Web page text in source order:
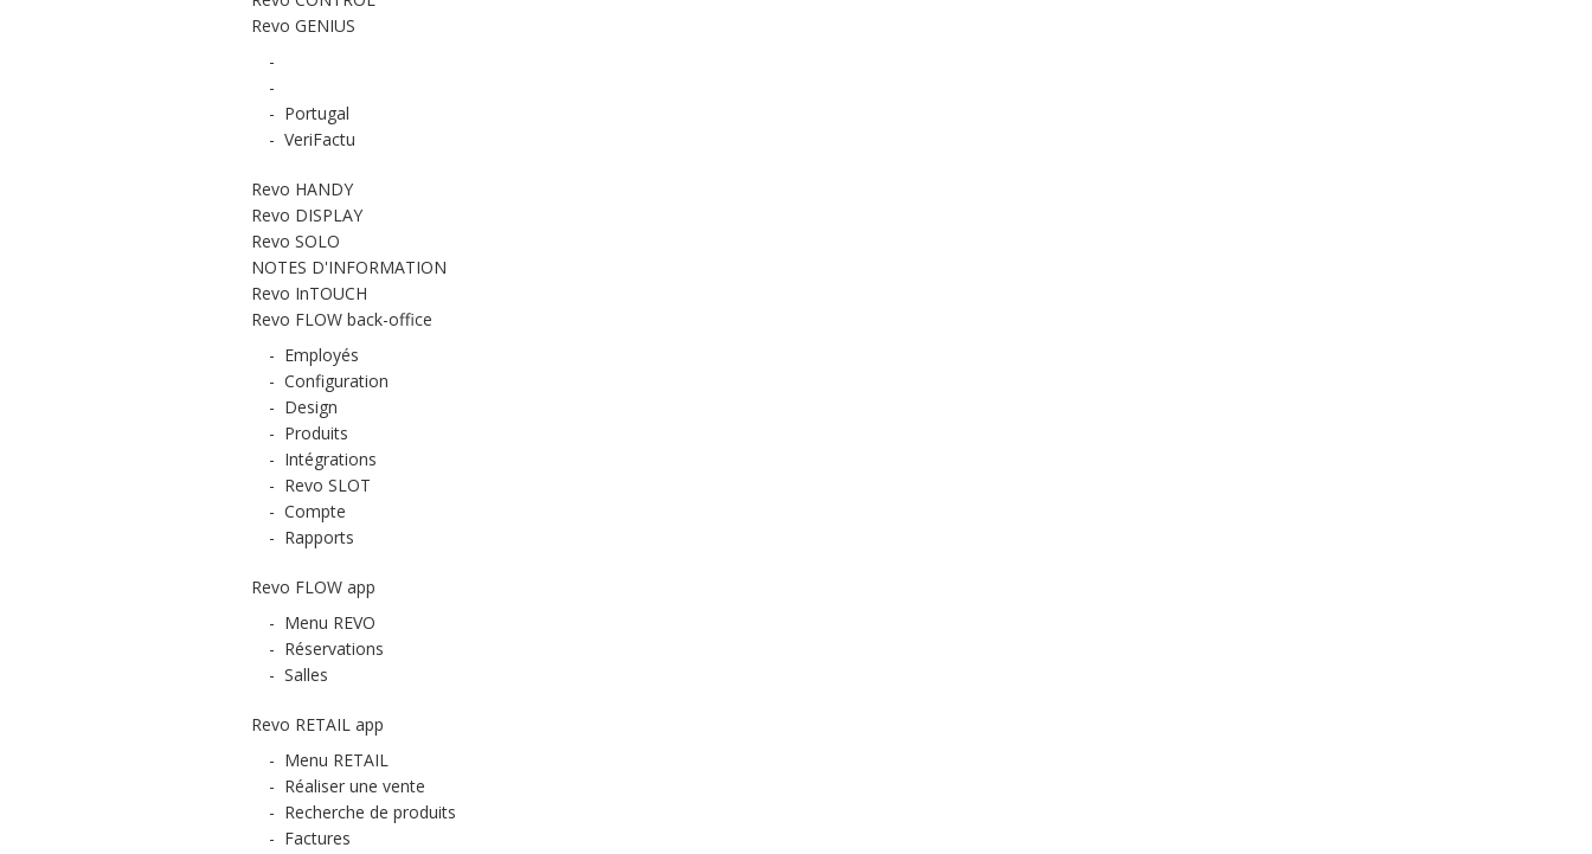
Revo GENIUS
-
-
- Portugal
- VeriFactu
Revo HANDY
Revo DISPLAY
Revo SOLO
NOTES D'INFORMATION
Revo InTOUCH
Revo FLOW back-office
- Employés
- Configuration
- Design
- Produits
- Intégrations
- Revo SLOT
- Compte
- Rapports
Revo FLOW app
- Menu REVO
- Réservations
- Salles
Revo RETAIL app
- Menu RETAIL
- Réaliser une vente
- Recherche de produits
- Factures